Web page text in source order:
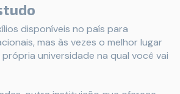
disponíveis no país para
mas às vezes o melhor lugar
universidade na qual você vai